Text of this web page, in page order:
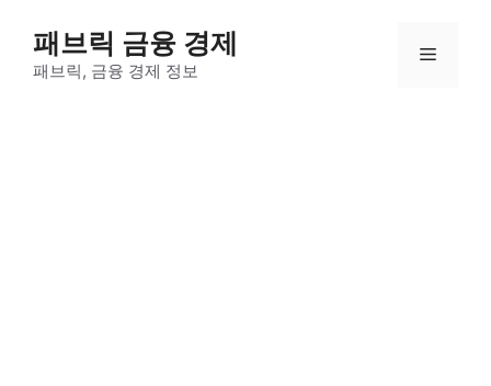
패브릭 금융 경제
패브릭, 금융 경제 정보
메